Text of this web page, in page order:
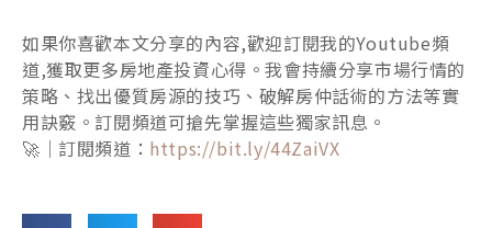
如果你喜歡本文分享的內容,歡迎訂閱我的Youtube頻
道,獲取更多房地產投資心得。我會持續分享市場行情的
策略、找出優質房源的技巧、破解房仲話術的方法等實
用訣竅。訂閱頻道可搶先掌握這些獨家訊息。
🚀｜訂閱頻道： https://bit.ly/44ZaiVX